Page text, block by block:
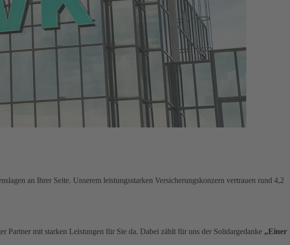
an Ihrer Seite. Unserem leistungsstarken Versicherungskonzern vertrauen rund 4,2
Partner mit starken Leistungen für Sie da. Dabei zählt für uns der Solidargedanke „Einer